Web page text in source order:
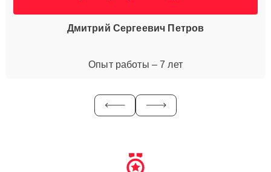
Дмитрий Сергеевич Петров
Опыт работы – 7 лет